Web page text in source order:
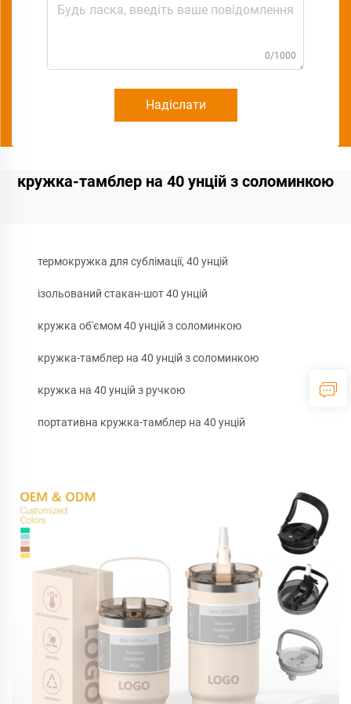
0/1000
Надіслати
кружка-тамблер на 40 унцій з соломинкою
термокружка для сублімації, 40 унцій
ізольований стакан-шот 40 унцій
кружка об'ємом 40 унцій з соломинкою
кружка-тамблер на 40 унцій з соломинкою
кружка на 40 унцій з ручкою
портативна кружка-тамблер на 40 унцій